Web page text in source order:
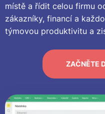
místě a řídit celou firmu
zákazníky, financí a
týmovou produktivitu a
ZAČNĚTE